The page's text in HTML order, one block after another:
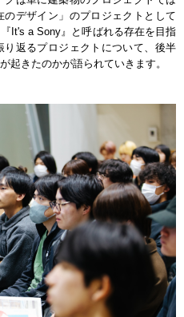
デザイン」のプロジェクトとして
It's a Sony』と呼ばれる存在を目指
返るプロジェクトについて、後半
起きたのかが語られていきます。